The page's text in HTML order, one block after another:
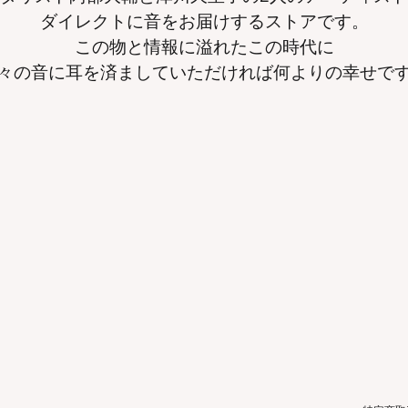
ダイレクトに音をお届けするストアです。
この物と情報に溢れたこの時代に
の音に耳を済ましていただければ何よりの幸せで